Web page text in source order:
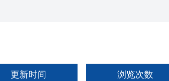
更新时间 浏览次数